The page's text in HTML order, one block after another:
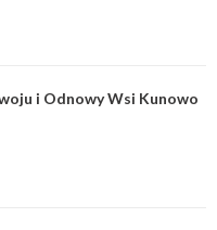
i Odnowy Wsi Kunowo